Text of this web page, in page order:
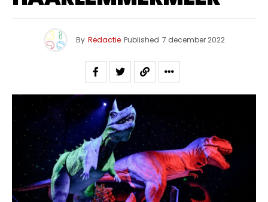
By Redactie Published 7 december 2022